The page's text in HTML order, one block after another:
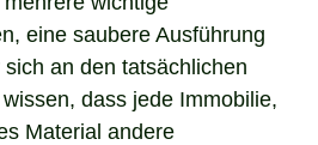
eine saubere Ausführung
an den tatsächlichen
dass jede Immobilie,
Material andere